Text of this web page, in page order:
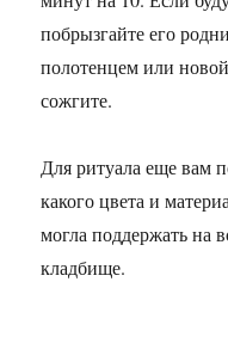
побрызгайте его
полотенцем или
сожгите.
Для ритуала еще вам
какого цвета и
могла поддержать на
кладбище.